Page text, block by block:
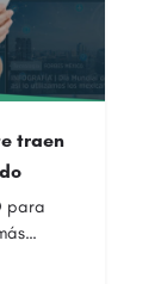
traen
para